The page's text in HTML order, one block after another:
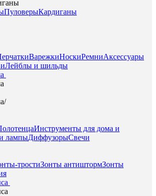
ПуловерыКардиганы
ВарежкиНоскиРемниАксессуары
Лейблы и шильды
/
Инструменты для дома и
лампыДиффузорыСвечи
тростиЗонты антиштормЗонты